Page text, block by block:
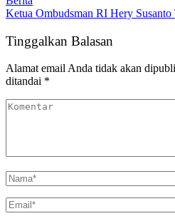
Ketua Ombudsman RI Hery
Tinggalkan Balasan
Alamat email Anda tidak akan
ditandai *